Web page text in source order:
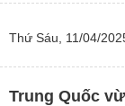
Thứ Sáu, 11/04/
Trung Quốc